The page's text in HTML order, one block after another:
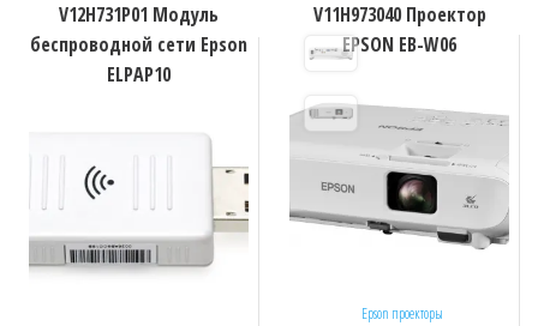
V12H731P01 Модуль
беспроводной сети Epson
ELPAP10
V11H973040 Проектор
EPSON EB-W06
Epson проекторы